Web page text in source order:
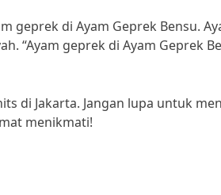
geprek di Ayam Geprek Bensu.
“Ayam geprek di Ayam Geprek
di Jakarta. Jangan lupa untuk
menikmati!